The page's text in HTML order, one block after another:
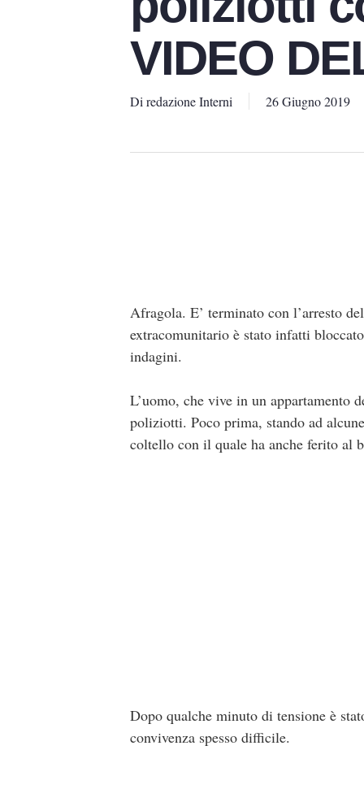
VIDEO
Di redazione Interni 26 Giugno 2019
Afragola. E’ terminato con l’arresto
extracomunitario è stato infatti
indagini.
L’uomo, che vive in un appartamento
poliziotti. Poco prima, stando ad
coltello con il quale ha anche ferito al
Dopo qualche minuto di tensione è
convivenza spesso difficile.